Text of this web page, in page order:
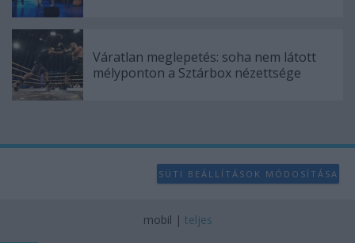
Váratlan meglepetés: soha nem látott
mélyponton a Sztárbox nézettsége
SÜTI BEÁLLÍTÁSOK MÓDOSÍTÁSA
mobil | teljes